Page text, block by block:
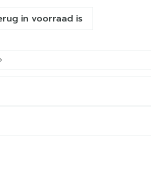
in voorraad is